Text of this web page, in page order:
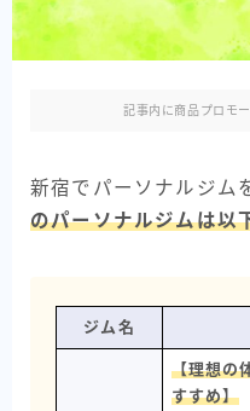
記事内に商品プロモ
新宿でパーソナルジム
のパーソナルジムは以
ジム名
【理想の
すすめ】